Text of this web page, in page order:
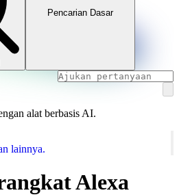
Pencarian Dasar
alat berbasis AI.
lainnya.
Alexa